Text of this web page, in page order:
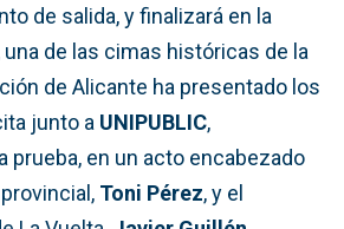
de salida, y finalizará en la
una de las cimas históricas de la
de Alicante ha presentado los
junto a UNIPUBLIC,
prueba, en un acto encabezado
Toni Pérez, y el